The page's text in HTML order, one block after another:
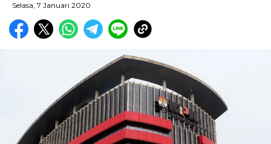
Selasa, 7 Januari 2020